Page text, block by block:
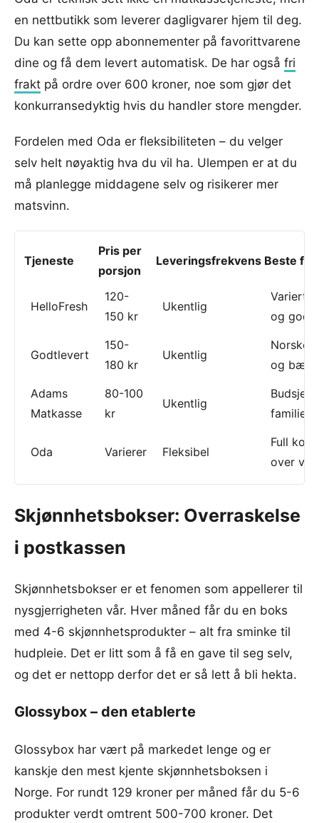
en nettbutikk som leverer dagligvarer hjem til deg.
Du kan sette opp abonnementer på favorittvarene
dine og få dem levert automatisk. De har også fri
frakt på ordre over 600 kroner, noe som gjør det
konkurransedyktig hvis du handler store mengder.
Fordelen med Oda er fleksibiliteten – du velger
selv helt nøyaktig hva du vil ha. Ulempen er at du
må planlegge middagene selv og risikerer mer
matsvinn.
Tjeneste
Pris per
porsjon
Leveringsfrekvens Beste for
HelloFresh
120-
150 kr
Ukentlig
Varierte
og god
Godtlevert
150-
180 kr
Ukentlig
Norske
og
Adams
Matkasse
80-100
kr
Ukentlig
familier
Oda Varierer Fleksibel
Full
over
Skjønnhetsbokser: Overraskelse
i postkassen
Skjønnhetsbokser er et fenomen som appellerer til
nysgjerrigheten vår. Hver måned får du en boks
med 4-6 skjønnhetsprodukter – alt fra sminke til
hudpleie. Det er litt som å få en gave til seg selv,
og det er nettopp derfor det er så lett å bli hekta.
Glossybox – den etablerte
Glossybox har vært på markedet lenge og er
kanskje den mest kjente skjønnhetsboksen i
Norge. For rundt 129 kroner per måned får du 5-6
produkter verdt omtrent 500-700 kroner. Det